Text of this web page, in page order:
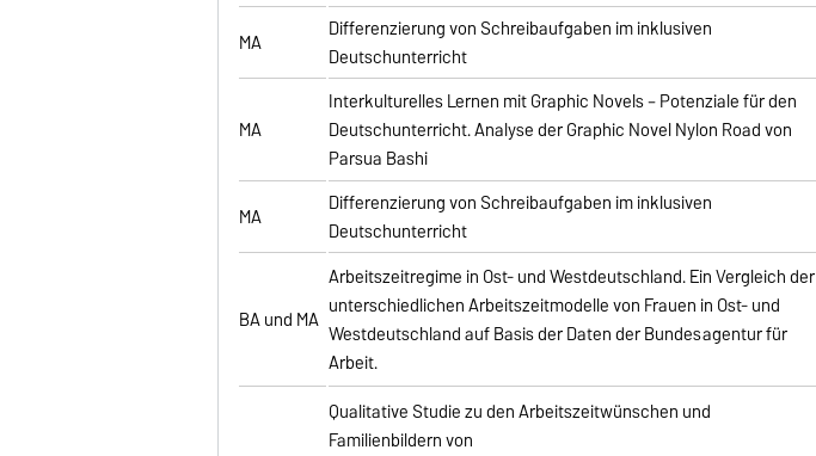
MA
Differenzierung von Schreibaufgaben im inklusiven
Deutschunterricht
MA
Interkulturelles Lernen mit Graphic Novels – Potenziale für den
Deutschunterricht. Analyse der Graphic Novel Nylon Road von
Parsua Bashi
MA
Differenzierung von Schreibaufgaben im inklusiven
Deutschunterricht
BA und MA
Arbeitszeitregime in Ost- und Westdeutschland. Ein Vergleich der
unterschiedlichen Arbeitszeitmodelle von Frauen in Ost- und
Westdeutschland auf Basis der Daten der Bundesagentur für
Arbeit.
Qualitative Studie zu den Arbeitszeitwünschen und
Familienbildern von